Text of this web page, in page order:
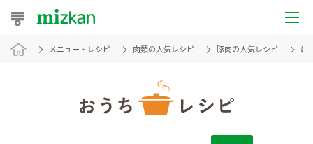
おうちレシピ
メニュー・レシピ 肉類の人気レシピ 豚肉の人気レシピ に